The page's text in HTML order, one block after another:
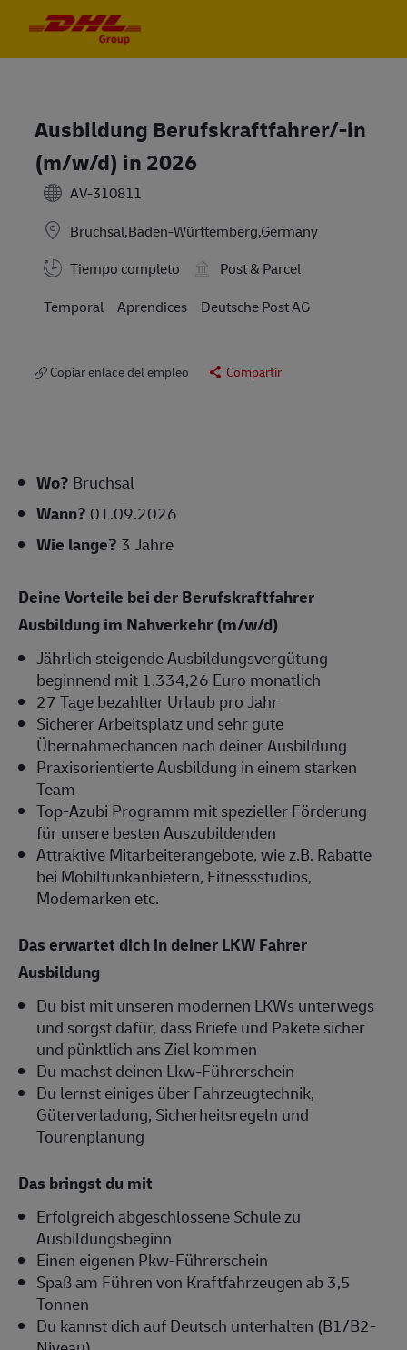
Ausbildung Berufskraftfahrer/-in
(m/w/d) in 2026
AV-310811
Bruchsal,Baden-Württemberg,Germany
Tiempo completo
Post & Parcel
Temporal
Aprendices Deutsche Post AG
Copiar enlace del empleo Compartir
Wo? Bruchsal
Wann? 01.09.2026
Wie lange? 3 Jahre
Deine Vorteile bei der Berufskraftfahrer
Ausbildung im Nahverkehr (m/w/d)
Jährlich steigende Ausbildungsvergütung
beginnend mit 1.334,26 Euro monatlich
27 Tage bezahlter Urlaub pro Jahr
Sicherer Arbeitsplatz und sehr gute
Übernahmechancen nach deiner Ausbildung
Praxisorientierte Ausbildung in einem starken
Team
Top-Azubi Programm mit spezieller Förderung
für unsere besten Auszubildenden
Attraktive Mitarbeiterangebote, wie z.B. Rabatte
bei Mobilfunkanbietern, Fitnessstudios,
Modemarken etc.
Das erwartet dich in deiner LKW Fahrer
Ausbildung
Du bist mit unseren modernen LKWs unterwegs
und sorgst dafür, dass Briefe und Pakete sicher
und pünktlich ans Ziel kommen
Du machst deinen Lkw-Führerschein
Du lernst einiges über Fahrzeugtechnik,
Güterverladung, Sicherheitsregeln und
Tourenplanung
Das bringst du mit
Erfolgreich abgeschlossene Schule zu
Ausbildungsbeginn
Einen eigenen Pkw-Führerschein
Spaß am Führen von Kraftfahrzeugen ab 3,5
Tonnen
Du kannst dich auf Deutsch unterhalten (B1/B2-